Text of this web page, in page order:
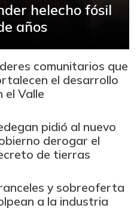
helecho fósil
años
comunitarios que
el desarrollo
el Valle
pidió al nuevo
derogar el
de tierras
y sobreoferta
a la industria